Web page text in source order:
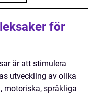
för
är att stimulera
utveckling av olika
motoriska, språkliga